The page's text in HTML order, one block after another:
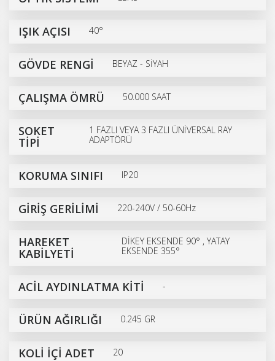
IŞIK AÇISI 40°
GÖVDE RENGİ BEYAZ - SİYAH
ÇALIŞMA ÖMRÜ 50.000 SAAT
SOKET
TİPİ
1 FAZLI VEYA 3 FAZLI ÜNİVERSAL RAY
ADAPTÖRÜ
KORUMA SINIFI IP20
GİRİŞ GERİLİMİ 220-240V / 50-60Hz
HAREKET
KABİLYETİ
DİKEY EKSENDE 90° , YATAY
EKSENDE 355°
ACİL AYDINLATMA KİTİ -
ÜRÜN AĞIRLIĞI 0.245 GR
KOLİ İÇİ ADET 20